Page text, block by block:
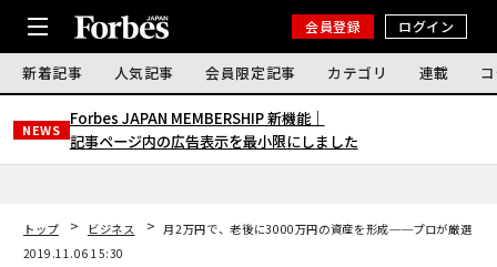
会員登録 ログイン
新着記事 人気記事 会員限定記事 カテゴリ 連載
NEWS
Forbes JAPAN MEMBERSHIP 新機能｜
記事ページ内の広告表示を最小限にしました
トップ ビジネス
月2万円で、老後に3000万円の資産を形成──プロが厳選し
2019.11.06 15:30